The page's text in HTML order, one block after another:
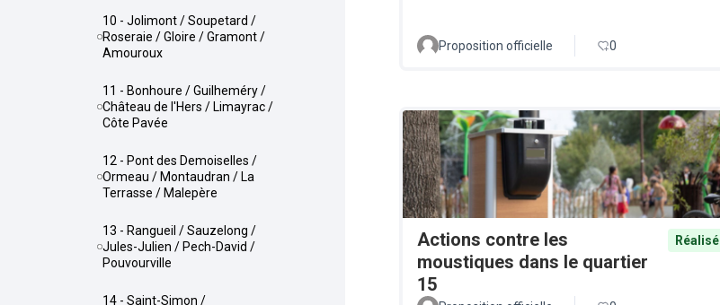
10 - Jolimont / Soupetard /
Roseraie / Gloire / Gramont /
Amouroux
11 - Bonhoure / Guilheméry /
Château de l'Hers / Limayrac /
Côte Pavée
12 - Pont des Demoiselles /
Ormeau / Montaudran / La
Terrasse / Malepère
13 - Rangueil / Sauzelong /
Jules-Julien / Pech-David /
Pouvourville
14 - Saint-Simon /
Proposition officielle 0
Actions contre les
moustiques dans le quartier
15
Réalisé